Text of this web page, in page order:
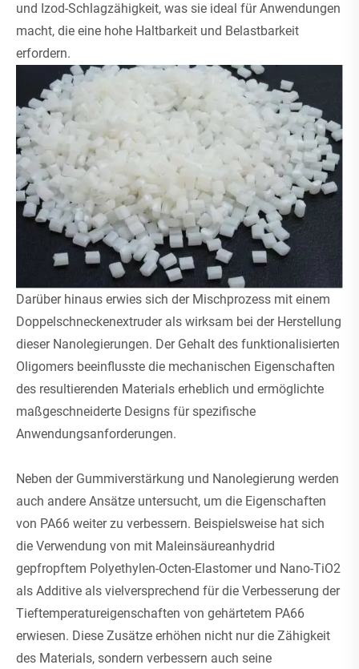
und Izod-Schlagzähigkeit, was sie ideal für Anwendungen
macht, die eine hohe Haltbarkeit und Belastbarkeit
erfordern.
Darüber hinaus erwies sich der Mischprozess mit einem
Doppelschneckenextruder als wirksam bei der Herstellung
dieser Nanolegierungen. Der Gehalt des funktionalisierten
Oligomers beeinflusste die mechanischen Eigenschaften
des resultierenden Materials erheblich und ermöglichte
maßgeschneiderte Designs für spezifische
Anwendungsanforderungen.
Neben der Gummiverstärkung und Nanolegierung werden
auch andere Ansätze untersucht, um die Eigenschaften
von PA66 weiter zu verbessern. Beispielsweise hat sich
die Verwendung von mit Maleinsäureanhydrid
gepfropftem Polyethylen-Octen-Elastomer und Nano-TiO2
als Additive als vielversprechend für die Verbesserung der
Tieftemperatureigenschaften von gehärtetem PA66
erwiesen. Diese Zusätze erhöhen nicht nur die Zähigkeit
des Materials, sondern verbessern auch seine